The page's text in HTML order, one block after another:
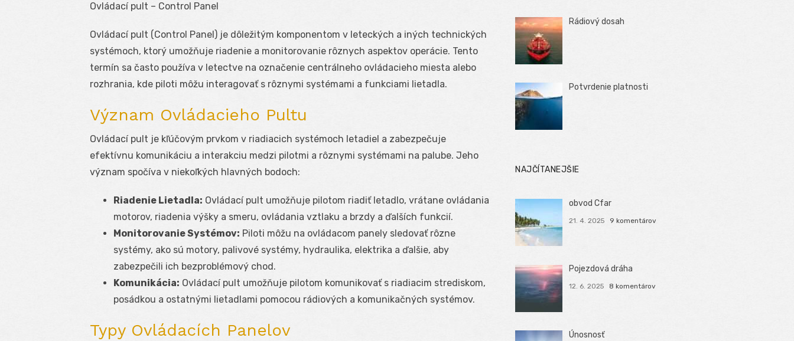
Ovládací pult – Control Panel
Ovládací pult (Control Panel) je dôležitým komponentom v leteckých a iných technických
systémoch, ktorý umožňuje riadenie a monitorovanie rôznych aspektov operácie. Tento
termín sa často používa v letectve na označenie centrálneho ovládacieho miesta alebo
rozhrania, kde piloti môžu interagovať s rôznymi systémami a funkciami lietadla.
Význam Ovládacieho Pultu
Ovládací pult je kľúčovým prvkom v riadiacich systémoch letadiel a zabezpečuje
efektívnu komunikáciu a interakciu medzi pilotmi a rôznymi systémami na palube. Jeho
význam spočíva v niekoľkých hlavných bodoch:
Riadenie Lietadla: Ovládací pult umožňuje pilotom riadiť letadlo, vrátane ovládania
motorov, riadenia výšky a smeru, ovládania vztlaku a brzdy a ďalších funkcií.
Monitorovanie Systémov: Piloti môžu na ovládacom panely sledovať rôzne
systémy, ako sú motory, palivové systémy, hydraulika, elektrika a ďalšie, aby
zabezpečili ich bezproblémový chod.
Komunikácia: Ovládací pult umožňuje pilotom komunikovať s riadiacim strediskom,
posádkou a ostatnými lietadlami pomocou rádiových a komunikačných systémov.
Typy Ovládacích Panelov
Rádiový dosah
Potvrdenie platnosti
NAJČÍTANEJŠIE
obvod Cfar
21. 4. 2025 9 komentárov
Pojezdová dráha
12. 6. 2025 8 komentárov
Únosnosť